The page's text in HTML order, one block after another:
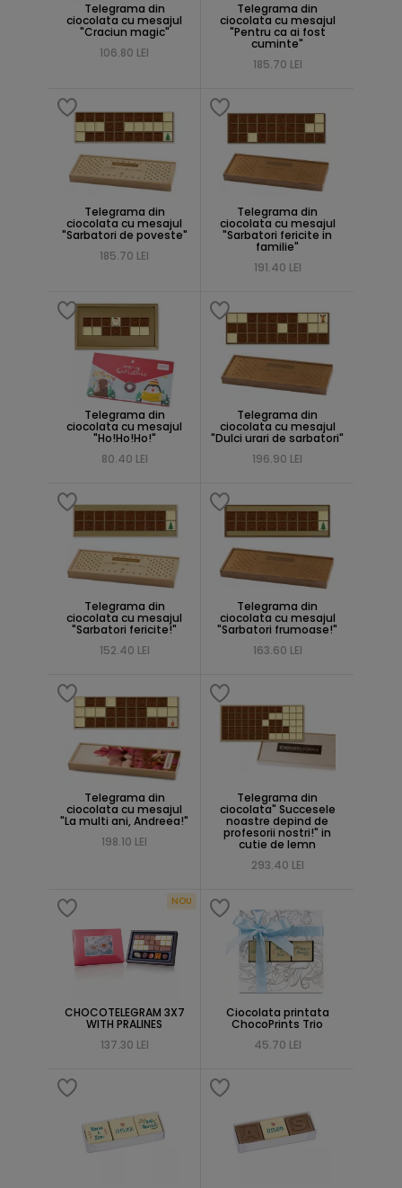
Telegrama din
ciocolata cu mesajul
"Craciun magic"
106.80 LEI
Telegrama din
ciocolata cu mesajul
"Pentru ca ai fost
cuminte"
185.70 LEI
Telegrama din
ciocolata cu mesajul
"Sarbatori de poveste"
185.70 LEI
Telegrama din
ciocolata cu mesajul
"Sarbatori fericite in
familie"
191.40 LEI
Telegrama din
ciocolata cu mesajul
"Ho!Ho!Ho!"
80.40 LEI
Telegrama din
ciocolata cu mesajul
"Dulci urari de sarbatori"
196.90 LEI
Telegrama din
ciocolata cu mesajul
"Sarbatori fericite!"
152.40 LEI
Telegrama din
ciocolata cu mesajul
"Sarbatori frumoase!"
163.60 LEI
Telegrama din
ciocolata cu mesajul
"La multi ani, Andreea!"
198.10 LEI
Telegrama din
ciocolata" Succesele
noastre depind de
profesorii nostri!" in
cutie de lemn
293.40 LEI
NOU
CHOCOTELEGRAM 3X7
WITH PRALINES
137.30 LEI
Ciocolata printata
ChocoPrints Trio
45.70 LEI